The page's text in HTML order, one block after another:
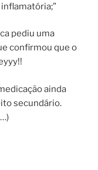
pediu uma
confirmou que o
ainda
secundário.